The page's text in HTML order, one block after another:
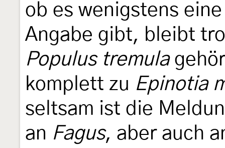
ob es wenigstens
Angabe gibt, bleibt
Populus tremula
komplett zu Epinotia
seltsam ist die
an Fagus, aber auch